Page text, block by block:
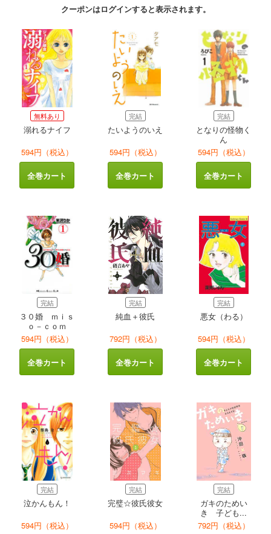
クーポンはログインすると表示されます。
無料あり
溺れるナイフ
594円（税込）
全巻カート
完結
たいようのいえ
594円（税込）
全巻カート
完結
となりの怪物く
ん
594円（税込）
全巻カート
完結
３０婚 ｍｉｓ
ｏ－ｃｏｍ
594円（税込）
全巻カート
完結
純血＋彼氏
792円（税込）
全巻カート
完結
悪女（わる）
594円（税込）
全巻カート
完結
泣かんもん！
594円（税込）
完結
完璧☆彼氏彼女
594円（税込）
完結
ガキのためい
き 子ども...
792円（税込）